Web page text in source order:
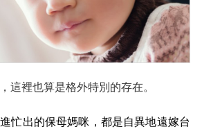
這裡也算是格外特別的存在。
忙出的保母媽咪，都是自異地遠嫁台